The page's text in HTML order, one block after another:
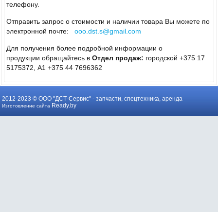
телефону.
Отправить запрос о стоимости и наличии товара Вы можете по
электронной почте:
ooo.dst.s@gmail.com
Для получения более подробной информации о
продукции обращайтесь в Отдел продаж: городской +375 17
5175372, А1 +375 44 7696362
2012-2023 © ООО "ДСТ-Сервис" - запчасти, спецтехника, аренда
Изготовление сайта Ready.by